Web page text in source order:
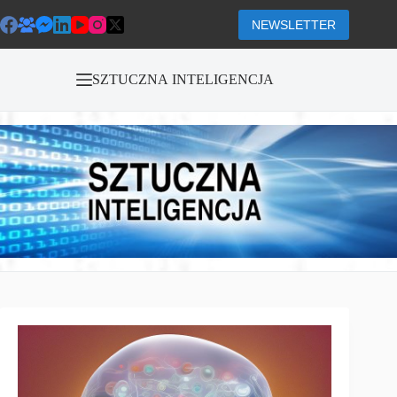
do
treści
NEWSLETTER
SZTUCZNA INTELIGENCJA